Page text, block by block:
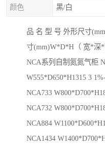
颜色 黑/白
品 名 型 号 外形尺寸
寸(mm)W*D*H（ 宽*深
NCA系列自制氮氮气柜
W555*D650*H1315 3
NCA733
NCA732
NCA884
NCA1434